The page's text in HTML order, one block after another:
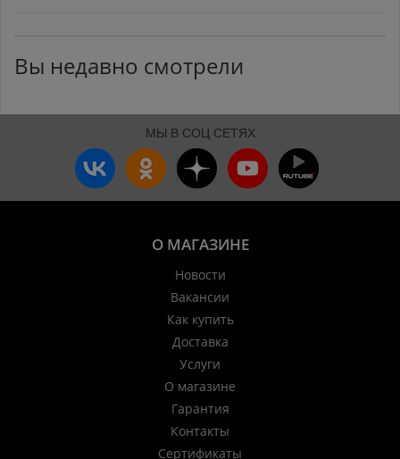
Вы недавно смотрели
МЫ В СОЦ СЕТЯХ
О МАГАЗИНЕ
Новости
Вакансии
Как купить
Доставка
Услуги
О магазине
Гарантия
Контакты
Сертификаты